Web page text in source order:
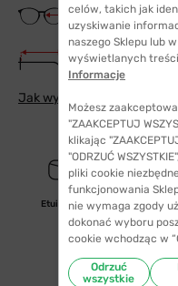
Szerokość
60 mm
Długość
125 mm
Jak wybrać odpowiedni
Etui/woreczek
celów, takich jak
uzyskiwanie
naszego Sklepu lub
wyświetlanych
Informacje
Możesz
"ZAAKCEPTUJ
klikając
"ODRZUĆ
pliki cookie
funkcjonowania
nie wymaga zgody
dokonać wyboru
cookie wchodząc w
Odrzuć
wszystkie